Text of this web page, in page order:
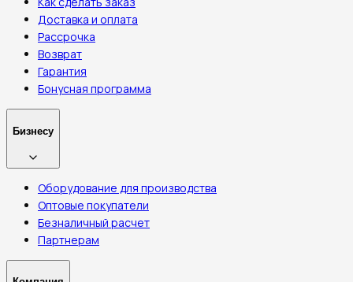
Доставка и оплата
Рассрочка
Возврат
Гарантия
Бонусная программа
Бизнесу
Оборудование для производства
Оптовые покупатели
Безналичный расчет
Партнерам